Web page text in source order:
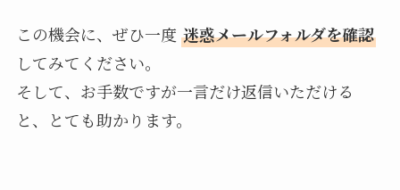
この機会に、ぜひ一度 迷惑メールフォルダを確認
してみてください。
そして、お手数ですが一言だけ返信いただける
と、とても助かります。